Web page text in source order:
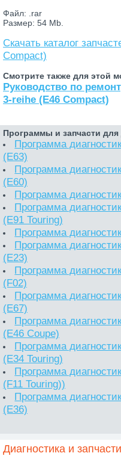
Файл: .rar
Размер: 54 Mb.
Скачать каталог
Compact)
Смотрите также для этой
Руководство по
3-reihe (E46 Compact)
Программы и запчасти
Программа
(E63)
Программа
(E60)
Программа
Программа
(E91 Touring)
Программа
Программа
(E23)
Программа
(F02)
Программа
(E67)
Программа
(E46 Coupe)
Программа
(E34 Touring)
Программа
(F11 Touring))
Программа
(E36)
Диагностика и запчасти